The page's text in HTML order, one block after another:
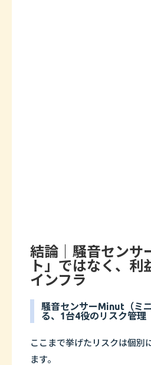
結論｜騒音センサ
ト」ではなく、利
インフラ
騒音センサーMinut（ミ
る、1台4役のリスク管理
ここまで挙げたリスクは個別
ます。